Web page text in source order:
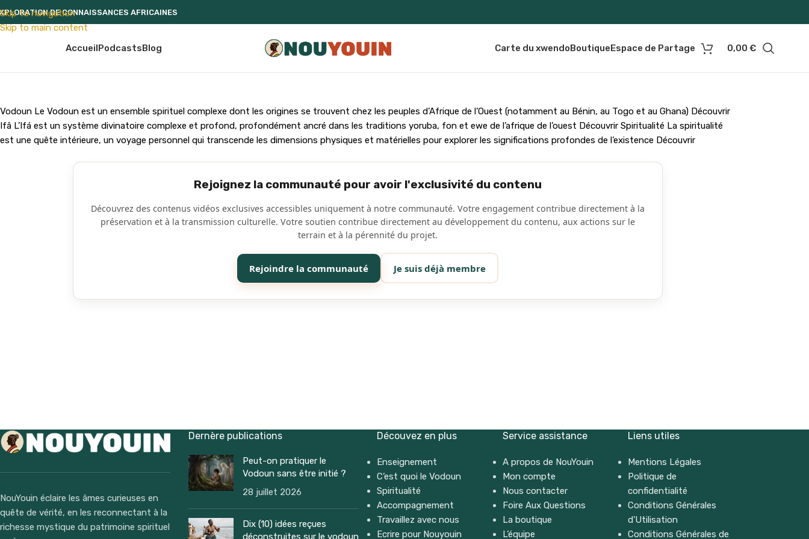
Skip to navigation
Skip to main content
DE CONNAISSANCES AFRICAINES
AccueilPodcastsBlog Carte du xwendoBoutiqueEspace de Partage 0,00 €
Vodoun Le Vodoun est un ensemble spirituel complexe dont les origines se trouvent chez les peuples d’Afrique de l’Ouest (notamment au Bénin, au Togo et au Ghana) Découvrir
Ifâ L’Ifá est un système divinatoire complexe et profond, profondément ancré dans les traditions yoruba, fon et ewe de l’afrique de l’ouest Découvrir Spiritualité La spiritualité
est une quête intérieure, un voyage personnel qui transcende les dimensions physiques et matérielles pour explorer les significations profondes de l’existence Découvrir
Rejoignez la communauté pour avoir l'exclusivité du contenu
Découvrez des contenus vidéos exclusives accessibles uniquement à notre communauté. Votre engagement contribue directement à la
préservation et à la transmission culturelle. Votre soutien contribue directement au développement du contenu, aux actions sur le
terrain et à la pérennité du projet.
Rejoindre la communauté Je suis déjà membre
NouYouin éclaire les âmes curieuses en
quête de vérité, en les reconnectant à la
richesse mystique du patrimoine spirituel
Dernère publications
Peut-on pratiquer le
Vodoun sans être initié ?
28 juillet 2026
Dix (10) idées reçues
déconstruites sur le vodoun
Découvez en plus
Enseignement
C’est quoi le Vodoun
Spiritualité
Accompagnement
Travaillez avec nous
Ecrire pour Nouyouin
Service assistance
A propos de NouYouin
Mon compte
Nous contacter
Foire Aux Questions
La boutique
L’équipe
Liens utiles
Mentions Légales
Politique de
confidentialité
Conditions Générales
d’Utilisation
Conditions Générales de